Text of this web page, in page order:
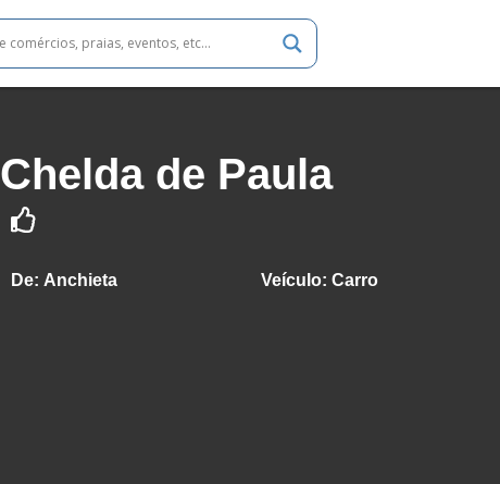
Chelda de Paula
De: Anchieta Veículo:Carro